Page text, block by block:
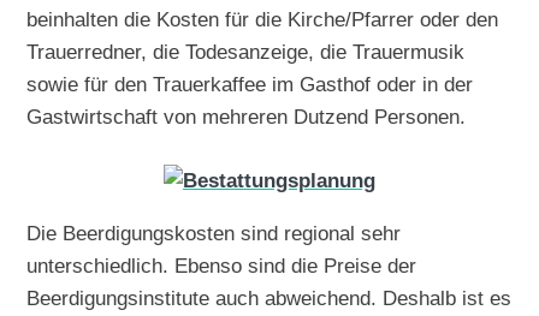
beinhalten die Kosten für die Kirche/Pfarrer oder den
Trauerredner, die Todesanzeige, die Trauermusik
sowie für den Trauerkaffee im Gasthof oder in der
Gastwirtschaft von mehreren Dutzend Personen.
Die Beerdigungskosten sind regional sehr
unterschiedlich. Ebenso sind die Preise der
Beerdigungsinstitute auch abweichend. Deshalb ist es